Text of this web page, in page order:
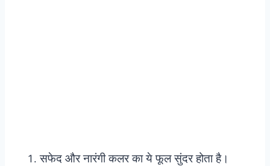
सफेद और नारंगी कलर का ये फूल सुंदर होता है।